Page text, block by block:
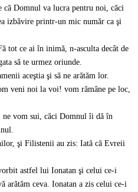
că Domnul va lucra pentru noi, căci
izbăvire printr-un mic număr ca şi
tot ce ai în inimă, n-asculta decât de
să te urmez oriunde.
aceştia şi să ne arătăm lor.
veni noi la voi! vom rămâne pe loc,
vom sui, căci Domnul îi dă în
şi Filistenii au zis: Iată că Evreii
astfel lui Ionatan şi celui ce-i
arătăm ceva. Ionatan a zis celui ce-i